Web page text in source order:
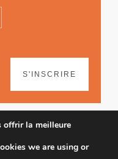
S'INSCRIRE
offrir la meilleure
we are using or